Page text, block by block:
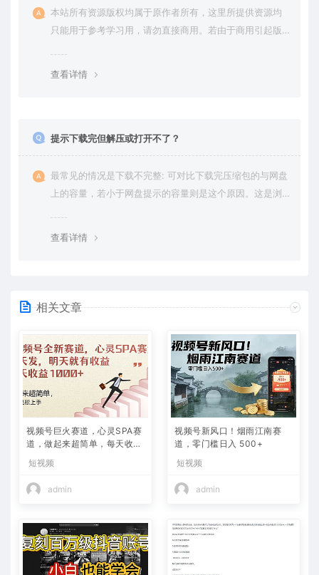
本站所有资源版权均属于原作者所有，这里所提供资源均
只能用于参考学习用，请勿直接商用。若由于商用引起版
查看详情
提示下载完但解压或打开不了？
最常见的情况是下载不完整: 可对比下载完压缩包的与网盘
上的容量，若小于网盘提示的容量则是这个原因。这是浏
查看详情
相关文章
视频号巨火赛道，心灵SPA赛
道，做起来超简单，每天收益
800+
短视频
admin
视频号新风口！烟雨江南赛
道，零门槛日入 500+
短视频
admin